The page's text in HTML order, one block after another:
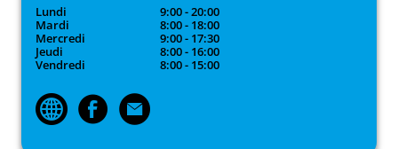
Lundi
9:00 - 20:00
Mardi
8:00 - 18:00
Mercredi
9:00 - 17:30
Jeudi
8:00 - 16:00
Vendredi
8:00 - 15:00